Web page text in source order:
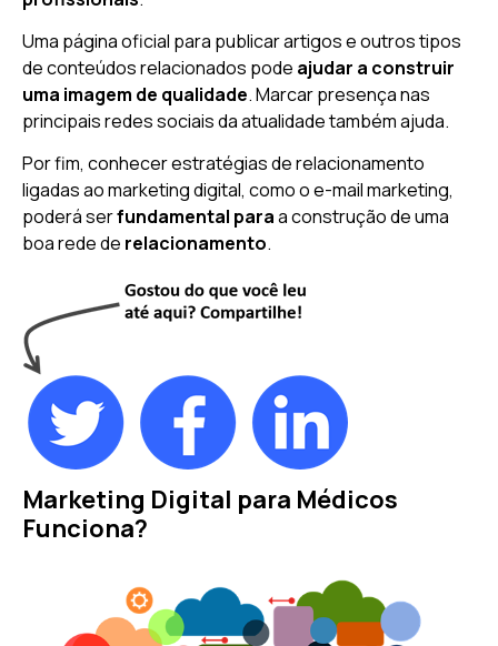
Uma página oficial para publicar artigos e outros tipos
de conteúdos relacionados pode ajudar a construir
uma imagem de qualidade. Marcar presença nas
principais redes sociais da atualidade também ajuda.
Por fim, conhecer estratégias de relacionamento
ligadas ao marketing digital, como o e-mail marketing,
poderá serfundamental paraa construção de uma
boa rede de relacionamento.
Marketing Digital para Médicos
Funciona?